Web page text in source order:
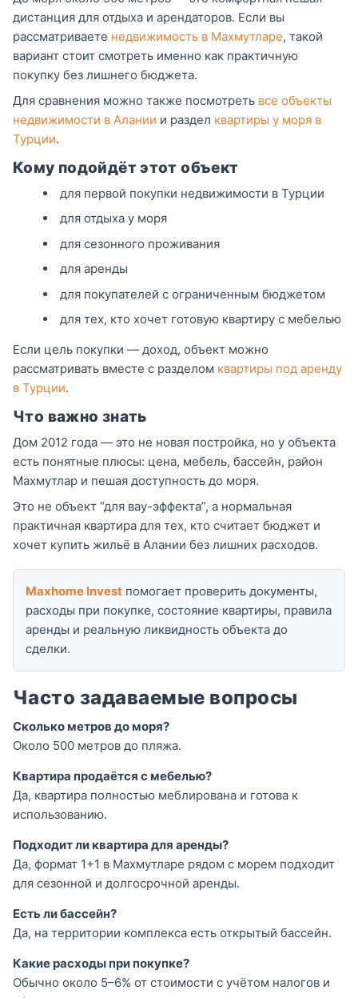
дистанция для отдыха и арендаторов. Если вы
рассматриваете недвижимость в Махмутларе, такой
вариант стоит смотреть именно как практичную
покупку без лишнего бюджета.
Для сравнения можно также посмотреть все объекты
недвижимости в Алании и раздел квартиры у моря в
Турции.
Кому подойдёт этот объект
для первой покупки недвижимости в Турции
для отдыха у моря
для сезонного проживания
для аренды
для покупателей с ограниченным бюджетом
для тех, кто хочет готовую квартиру с мебелью
Если цель покупки — доход, объект можно
рассматривать вместе с разделом квартиры под аренду
в Турции.
Что важно знать
Дом 2012 года — это не новая постройка, но у объекта
есть понятные плюсы: цена, мебель, бассейн, район
Махмутлар и пешая доступность до моря.
Это не объект “для вау-эффекта”, а нормальная
практичная квартира для тех, кто считает бюджет и
хочет купить жильё в Алании без лишних расходов.
Maxhome Invest помогает проверить документы,
расходы при покупке, состояние квартиры, правила
аренды и реальную ликвидность объекта до
сделки.
Часто задаваемые вопросы
Сколько метров до моря?
Около 500 метров до пляжа.
Квартира продаётся с мебелью?
Да, квартира полностью меблирована и готова к
использованию.
Подходит ли квартира для аренды?
Да, формат 1+1 в Махмутларе рядом с морем подходит
для сезонной и долгосрочной аренды.
Есть ли бассейн?
Да, на территории комплекса есть открытый бассейн.
Какие расходы при покупке?
Обычно около 5–6% от стоимости с учётом налогов и